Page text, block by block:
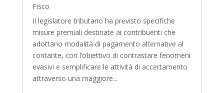
Fisco
Il legislatore tributario ha previsto specifiche
misure premiali destinate ai contribuenti che
adottano modalità di pagamento alternative al
contante, con l’obiettivo di contrastare fenomeni
evasivi e semplificare le attività di accertamento
attraverso una maggiore...